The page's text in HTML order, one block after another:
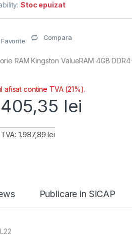
Stoc epuizat
Favorite Compara
RAM Kingston ValueRAM 4GB
afisat contine TVA (21%).
lei
1.987,89 lei
Publicare in SICAP